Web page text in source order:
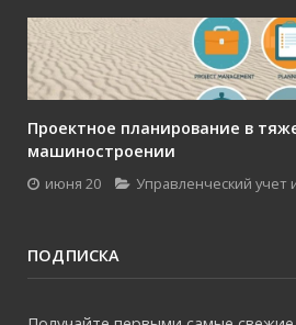
Проектное планирование в
машиностроении
июня 20 Управленческий
ПОДПИСКА